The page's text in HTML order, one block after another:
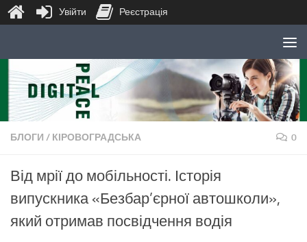
Skip to content
БЛОГИ / КІРОВОГРАДСЬКА 0
Від мрії до мобільності. Історія
випускника «Безбар’єрної автошколи»,
який отримав посвідчення водія
Увійти Реєстрація